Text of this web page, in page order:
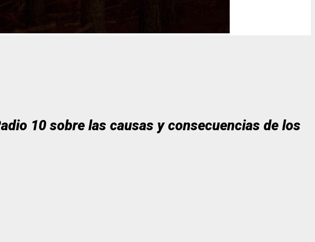
10 sobre las causas y consecuencias de los